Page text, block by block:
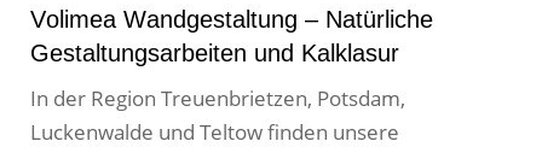
Navigation schließen
Volimea Wandgestaltung – Natürliche
Gestaltungsarbeiten und Kalklasur
In der Region Treuenbrietzen, Potsdam,
Luckenwalde und Teltow finden unsere